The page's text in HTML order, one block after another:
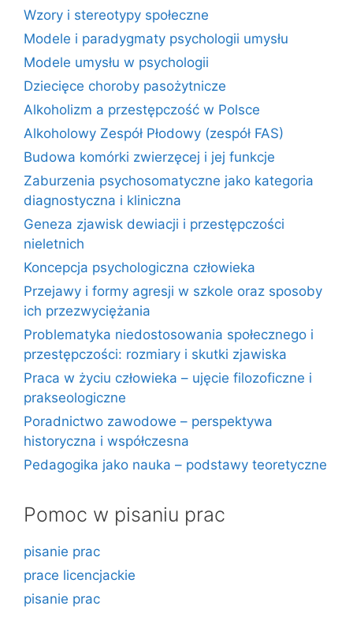
Wzory i stereotypy społeczne
Modele i paradygmaty psychologii umysłu
Modele umysłu w psychologii
Dziecięce choroby pasożytnicze
Alkoholizm a przestępczość w Polsce
Alkoholowy Zespół Płodowy (zespół FAS)
Budowa komórki zwierzęcej i jej funkcje
Zaburzenia psychosomatyczne jako kategoria
diagnostyczna i kliniczna
Geneza zjawisk dewiacji i przestępczości
nieletnich
Koncepcja psychologiczna człowieka
Przejawy i formy agresji w szkole oraz sposoby
ich przezwyciężania
Problematyka niedostosowania społecznego i
przestępczości: rozmiary i skutki zjawiska
Praca w życiu człowieka – ujęcie filozoficzne i
prakseologiczne
Poradnictwo zawodowe – perspektywa
historyczna i współczesna
Pedagogika jako nauka – podstawy teoretyczne
Pomoc w pisaniu prac
pisanie prac
prace licencjackie
pisanie prac